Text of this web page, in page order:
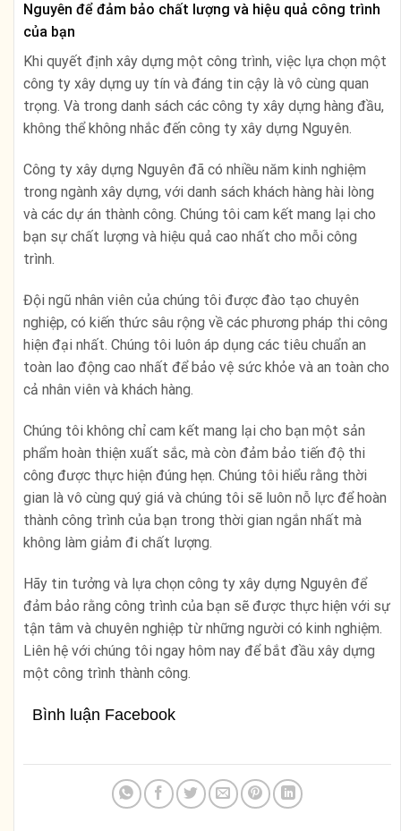
Nguyên để đảm bảo chất lượng và hiệu quả công trình
của bạn
Khi quyết định xây dựng một công trình, việc lựa chọn một
công ty xây dựng uy tín và đáng tin cậy là vô cùng quan
trọng. Và trong danh sách các công ty xây dựng hàng đầu,
không thể không nhắc đến công ty xây dựng Nguyên.
Công ty xây dựng Nguyên đã có nhiều năm kinh nghiệm
trong ngành xây dựng, với danh sách khách hàng hài lòng
và các dự án thành công. Chúng tôi cam kết mang lại cho
bạn sự chất lượng và hiệu quả cao nhất cho mỗi công
trình.
Đội ngũ nhân viên của chúng tôi được đào tạo chuyên
nghiệp, có kiến thức sâu rộng về các phương pháp thi công
hiện đại nhất. Chúng tôi luôn áp dụng các tiêu chuẩn an
toàn lao động cao nhất để bảo vệ sức khỏe và an toàn cho
cả nhân viên và khách hàng.
Chúng tôi không chỉ cam kết mang lại cho bạn một sản
phẩm hoàn thiện xuất sắc, mà còn đảm bảo tiến độ thi
công được thực hiện đúng hẹn. Chúng tôi hiểu rằng thời
gian là vô cùng quý giá và chúng tôi sẽ luôn nỗ lực để hoàn
thành công trình của bạn trong thời gian ngắn nhất mà
không làm giảm đi chất lượng.
Hãy tin tưởng và lựa chọn công ty xây dựng Nguyên để
đảm bảo rằng công trình của bạn sẽ được thực hiện với sự
tận tâm và chuyên nghiệp từ những người có kinh nghiệm.
Liên hệ với chúng tôi ngay hôm nay để bắt đầu xây dựng
một công trình thành công.
Bình luận Facebook